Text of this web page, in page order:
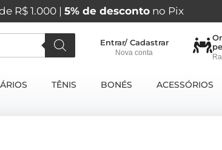
R$ 1.000 | 5% de descontono Pix
Entrar/ Cadastrar
Nova conta
TÊNIS BONÉS ACESSÓRIOS